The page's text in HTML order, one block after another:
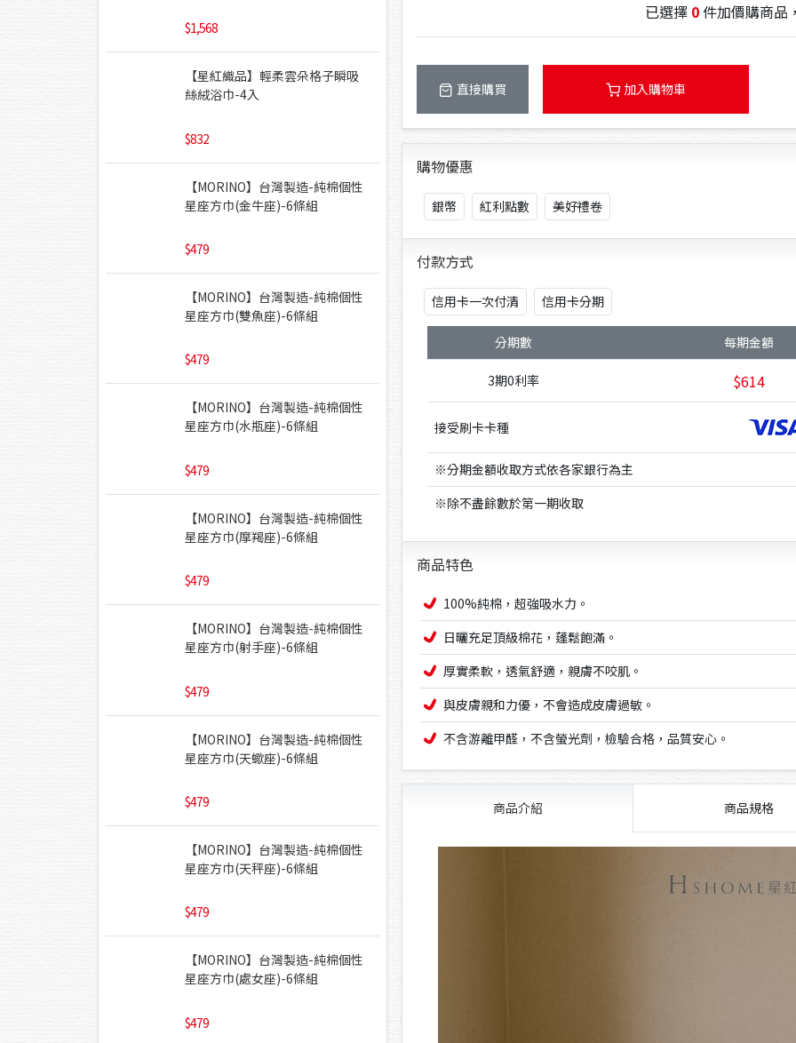
已選擇 0件加價購商品
直接購買 加入購物車
購物優惠
銀幣 紅利點數 美好禮卷
付款方式
信用卡一次付清 信用卡分期
分期數 每期金額
3期0利率 $614
接受刷卡卡種
※分期金額收取方式依各家銀行為主
※除不盡餘數於第一期收取
商品特色
100%純棉，超強吸水力。
日曬充足頂級棉花，蓬鬆飽滿。
厚實柔軟，透氣舒適，親膚不咬肌。
與皮膚親和力優，不會造成皮膚過敏。
不含游離甲醛，不含螢光劑，檢驗合格，品質安心。
商品介紹 商品規格
1,568
【星紅織品】輕柔雲朵格子瞬吸
絲絨浴巾-4入
832
【MORINO】台灣製造-純棉個性
星座方巾(金牛座)-6條組
479
【MORINO】台灣製造-純棉個性
星座方巾(雙魚座)-6條組
479
【MORINO】台灣製造-純棉個性
星座方巾(水瓶座)-6條組
479
【MORINO】台灣製造-純棉個性
星座方巾(摩羯座)-6條組
479
【MORINO】台灣製造-純棉個性
星座方巾(射手座)-6條組
479
【MORINO】台灣製造-純棉個性
星座方巾(天蠍座)-6條組
479
【MORINO】台灣製造-純棉個性
星座方巾(天秤座)-6條組
479
【MORINO】台灣製造-純棉個性
星座方巾(處女座)-6條組
479